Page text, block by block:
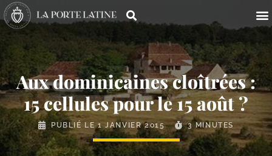
Aux dominicaines cloîtrées :
15 cellules pour le 15 août ?
PUBLIÉ LE1 JANVIER 2015 3 MINUTES